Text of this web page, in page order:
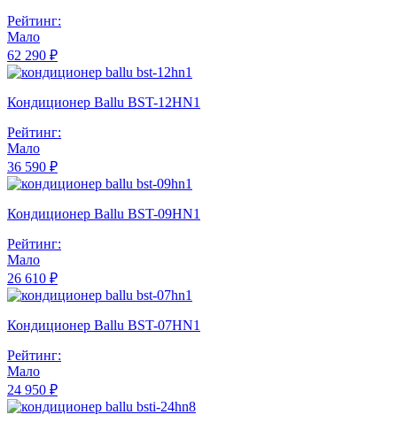
Рейтинг:
Мало
62 290 ₽
Кондиционер Ballu BST-12HN1
Рейтинг:
Мало
36 590 ₽
Кондиционер Ballu BST-09HN1
Рейтинг:
Мало
26 610 ₽
Кондиционер Ballu BST-07HN1
Рейтинг:
Мало
24 950 ₽